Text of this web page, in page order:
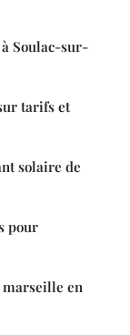
Soulac-sur-
tarifs et
solaire de
pour
en